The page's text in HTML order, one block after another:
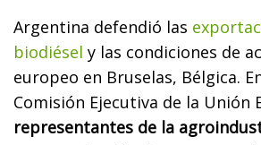
Argentina defendió las
biodiésel y las condiciones de
europeo en Bruselas, Bélgica.
Comisión Ejecutiva de la Unión
representantes de la